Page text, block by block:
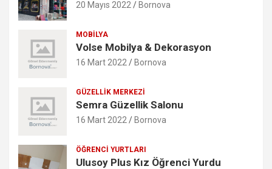
20 Mayıs 2022 Bornova
MOBILYA
Volse Mobilya & Dekorasyon
16 Mart 2022 Bornova
GÜZELLIK MERKEZI
Semra Güzellik Salonu
16 Mart 2022 Bornova
ÖĞRENCI YURTLARI
Ulusoy Plus Kız Öğrenci Yurdu